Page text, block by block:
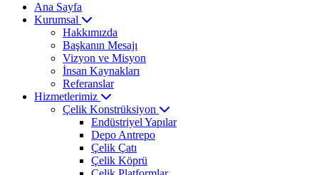
Ana Sayfa
Kurumsal
Hakkımızda
Başkanın Mesajı
Vizyon ve Misyon
İnsan Kaynakları
Referanslar
Hizmetlerimiz
Çelik Konstrüksiyon
Endüstriyel Yapılar
Depo Antrepo
Çelik Çatı
Çelik Köprü